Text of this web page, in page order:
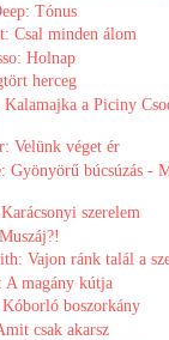
Tónus
Csal minden álom
Holnap
herceg
a Piciny
Velünk véget ér
Gyönyörű búcsúzás -
szerelem
Vajon ránk talál a
magány kútja
​boszorkány
csak akarsz